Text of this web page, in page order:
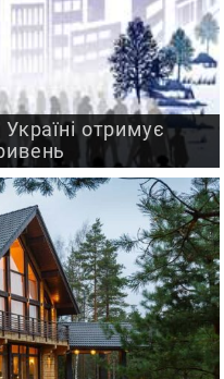
отримує